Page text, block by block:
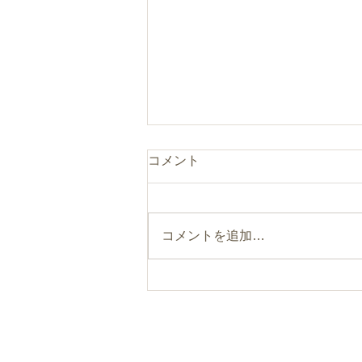
コメント
コメントを追加…